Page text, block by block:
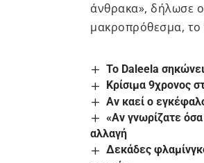
άνθρακα», δήλωσε ο
μακροπρόθεσμα, το
Το Daleela
Κρίσιμα 9χρονος
Aν καεί ο
«Αν γνωρίζατε
αλλαγή
Δεκάδες